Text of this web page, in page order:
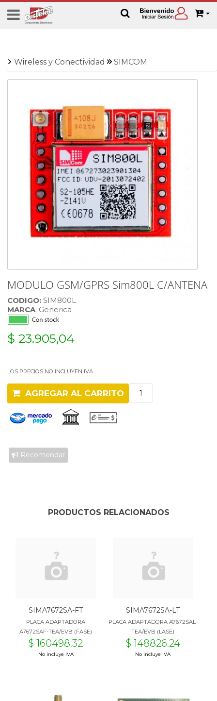
Wireless y Conectividad SIMCOM
MODULO GSM/GPRS Sim800L C/ANTENA
CODIGO: SIM800L
MARCA: Generica
$ 23.905,04
LOS PRECIOS NO INCLUYEN IVA
AGREGAR AL CARRITO
Recomendar
PRODUCTOS RELACIONADOS
SIMA7672SA-FT
PLACA ADAPTADORA
A7672SAF-TEA/EVB (FASE)
$ 160498.32
No incluye IVA
SIMA7672SA-LT
PLACA ADAPTADORA A7672SAL-
TEA/EVB (LASE)
$ 148826.24
No incluye IVA